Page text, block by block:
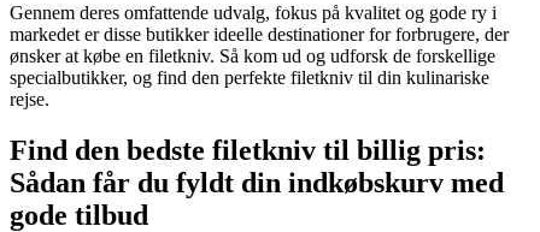
Gennem deres omfattende udvalg, fokus på kvalitet og gode ry i
markedet er disse butikker ideelle destinationer for forbrugere, der
ønsker at købe en filetkniv. Så kom ud og udforsk de forskellige
specialbutikker, og find den perfekte filetkniv til din kulinariske
rejse.
Find den bedste filetkniv til billig pris:
Sådan får du fyldt din indkøbskurv med
gode tilbud